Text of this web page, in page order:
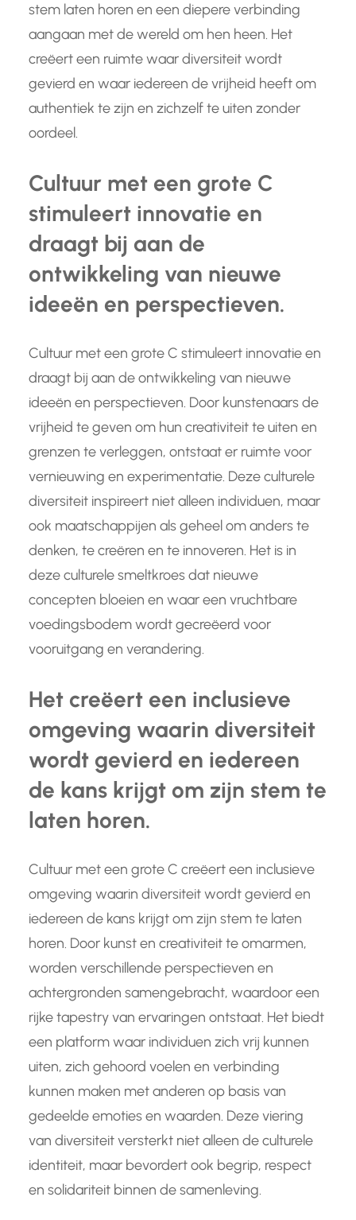
stem laten horen en een diepere verbinding
aangaan met de wereld om hen heen. Het
creëert een ruimte waar diversiteit wordt
gevierd en waar iedereen de vrijheid heeft om
authentiek te zijn en zichzelf te uiten zonder
oordeel.
Cultuur met een grote C
stimuleert innovatie en
draagt bij aan de
ontwikkeling van nieuwe
ideeën en perspectieven.
Cultuur met een grote C stimuleert innovatie en
draagt bij aan de ontwikkeling van nieuwe
ideeën en perspectieven. Door kunstenaars de
vrijheid te geven om hun creativiteit te uiten en
grenzen te verleggen, ontstaat er ruimte voor
vernieuwing en experimentatie. Deze culturele
diversiteit inspireert niet alleen individuen, maar
ook maatschappijen als geheel om anders te
denken, te creëren en te innoveren. Het is in
deze culturele smeltkroes dat nieuwe
concepten bloeien en waar een vruchtbare
voedingsbodem wordt gecreëerd voor
vooruitgang en verandering.
Het creëert een inclusieve
omgeving waarin diversiteit
wordt gevierd en iedereen
de kans krijgt om zijn stem te
laten horen.
Cultuur met een grote C creëert een inclusieve
omgeving waarin diversiteit wordt gevierd en
iedereen de kans krijgt om zijn stem te laten
horen. Door kunst en creativiteit te omarmen,
worden verschillende perspectieven en
achtergronden samengebracht, waardoor een
rijke tapestry van ervaringen ontstaat. Het biedt
een platform waar individuen zich vrij kunnen
uiten, zich gehoord voelen en verbinding
kunnen maken met anderen op basis van
gedeelde emoties en waarden. Deze viering
van diversiteit versterkt niet alleen de culturele
identiteit, maar bevordert ook begrip, respect
en solidariteit binnen de samenleving.